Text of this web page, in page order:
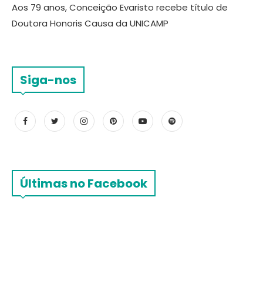
Aos 79 anos, Conceição Evaristo recebe título de
Doutora Honoris Causa da UNICAMP
Siga-nos
Últimas no Facebook